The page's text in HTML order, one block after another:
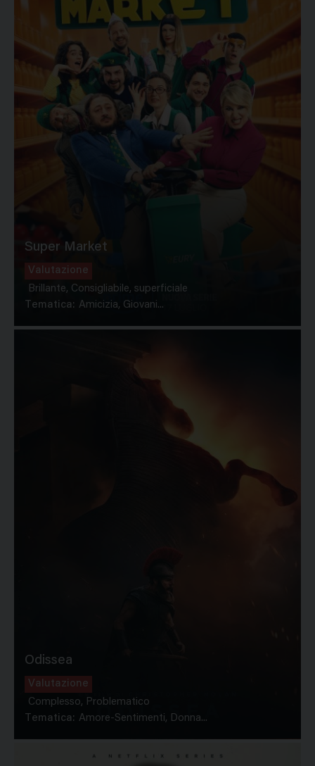
Super Market
Valutazione
Brillante, Consigliabile, superficiale
Tematica: Amicizia, Giovani...
Odissea
Valutazione
Complesso, Problematico
Tematica: Amore-Sentimenti, Donna...